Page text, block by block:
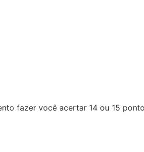
fazer você acertar 14 ou 15